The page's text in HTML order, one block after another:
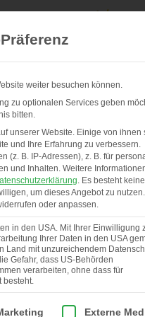
weiter besuchen können.
zu optionalen Services geben
bitten.
unserer Website. Einige von ihnen
und Ihre Erfahrung zu verbessern.
(z. B. IP-Adressen), z. B. für
und Inhalten. Weitere
. Es besteht keine
um dieses Angebot zu nutzen.
oder anpassen.
in den USA. Mit Ihrer Einwilligung
Ihrer Daten in den USA
Land mit unzureichendem
Gefahr, dass US-Behörden
verarbeiten, ohne dass für
besteht.
die eine Einwilligung
Externe